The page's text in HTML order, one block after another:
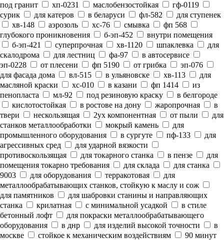
под гранит
хп-0231 маслобензостойкая
гф-0119
сурик
для катеров в беларуси фл-582
для ступенек
хв-148
аэрозоль хс-76 смывка
фп 568
глубокого проникновения
б-эп-452
внутри помещения
б-эп-421
суперпрочная хв-1120 шпаклевка
для
скалодрома
для лестниц фа-97
в автосервисе
эп-0228
от плесени фп 5190 от грибка
эп-076
для фасада дома
вл-515 в ульяновске хв-113
для
масляной краски
хс-010 в казани фп 1414
из
пенопласта
мл-92 под резиновую краску
в белгороде
кислотостойкая
в ростове на дону жаропрочная
в
твери
нескользящая 2ух компонентная от пыли
для
станков металлообработки
мокрый камень
для
промышленного оборудования
в сургуте пф-133
для
агрессивных сред
для ударной вязкости
противоскользящая
для токарного станка в пензе
для
помещения токарно требования
для склада
для станка
9003
для оборудования терракотовая
для
металлообрабатывающих станков, стойкую к маслу и сож
для памятников
для шабровки станины и направляющих
станка
крилатная с минимальной усадкой
в стиле
бетонный лофт
для покраски металлообрабатывающего
оборудования
в днр для изделий высокой точности
в
москве
стойкое к механическим воздействиям
90 минут